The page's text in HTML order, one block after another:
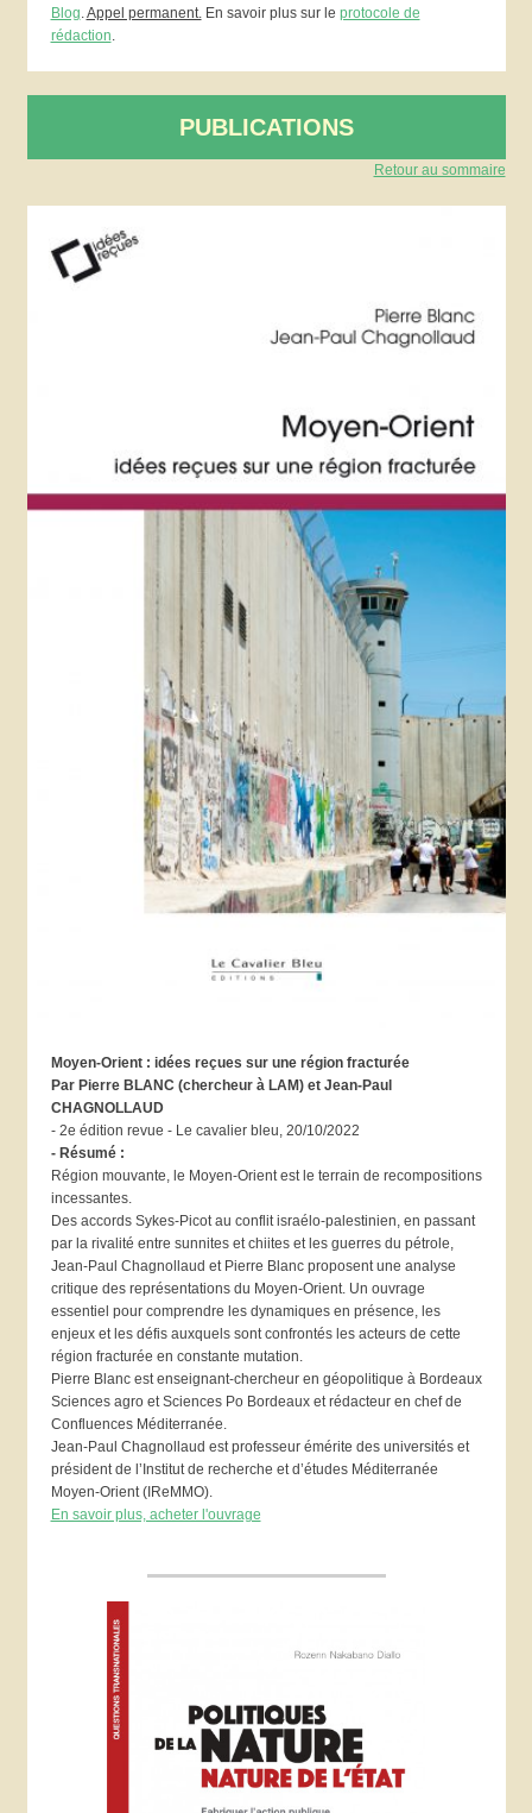
Blog.Appel permanent.En savoir plus sur le protocole de
rédaction.
PUBLICATIONS
Retour au sommaire
Moyen-Orient : idées reçues sur une région fracturée
Par Pierre BLANC (chercheur à LAM) et Jean-Paul
CHAGNOLLAUD
- 2e édition revue - Le cavalier bleu, 20/10/2022
- Résumé :
Région mouvante, le Moyen-Orient est le terrain de recompositions
incessantes.
Des accords Sykes-Picot au conflit israélo-palestinien, en passant
par la rivalité entre sunnites et chiites et les guerres du pétrole,
Jean-Paul Chagnollaud et Pierre Blanc proposent une analyse
critique des représentations du Moyen-Orient. Un ouvrage
essentiel pour comprendre les dynamiques en présence, les
enjeux et les défis auxquels sont confrontés les acteurs de cette
région fracturée en constante mutation.
Pierre Blanc est enseignant-chercheur en géopolitique à Bordeaux
Sciences agro et Sciences Po Bordeaux et rédacteur en chef de
Confluences Méditerranée.
Jean-Paul Chagnollaud est professeur émérite des universités et
président de l’Institut de recherche et d’études Méditerranée
Moyen-Orient (IReMMO).
En savoir plus, acheter l'ouvrage